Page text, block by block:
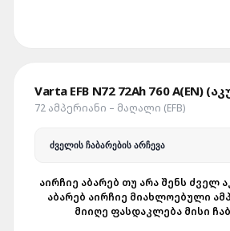
Varta EFB N72 72Ah 760 A(EN)
72 ᲐᲛᲞᲔᲠᲘᲐᲜᲘ – ᲛᲐᲦᲐᲚᲘ (EFB)
ᲐᲘᲠᲩᲘᲔ ᲐᲑᲐᲠᲔᲑ ᲗᲣ ᲐᲠᲐ ᲨᲔᲜᲡ ᲫᲕᲔᲚ
ᲐᲑᲐᲠᲔᲑ ᲐᲘᲠᲩᲘᲔ ᲛᲘᲐᲮᲚᲝᲔᲑᲣᲚᲘ
ᲛᲘᲘᲦᲔ ᲤᲐᲡᲓᲐᲙᲚᲔᲑᲐ ᲛᲘᲡᲘ